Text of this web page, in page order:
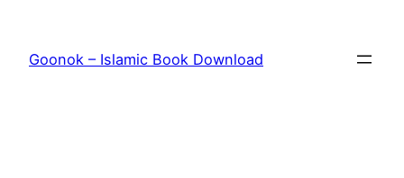
content
Goonok – Islamic Book Download